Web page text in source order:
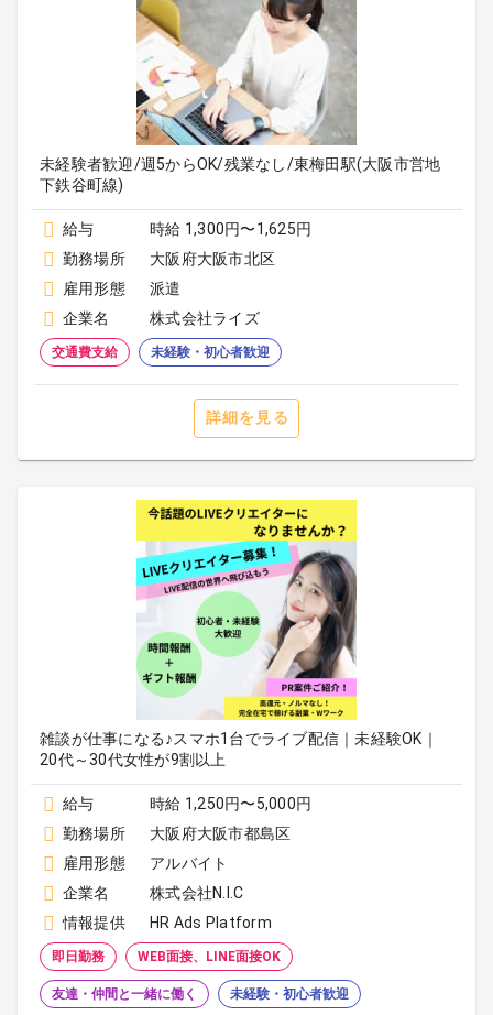
未経験者歓迎/週5からOK/残業なし/東梅田駅(大阪市営地
下鉄谷町線)
給与
時給 1,300円〜1,625円
勤務場所
大阪府大阪市北区
雇用形態
派遣
企業名
株式会社ライズ
交通費支給 未経験・初心者歓迎
詳細を見る
雑談が仕事になる♪スマホ1台でライブ配信｜未経験OK｜
20代～30代女性が9割以上
給与
時給 1,250円〜5,000円
勤務場所
大阪府大阪市都島区
雇用形態
アルバイト
企業名
株式会社N.I.C
情報提供
HR Ads Platform
即日勤務 WEB面接、LINE面接OK
友達・仲間と一緒に働く 未経験・初心者歓迎